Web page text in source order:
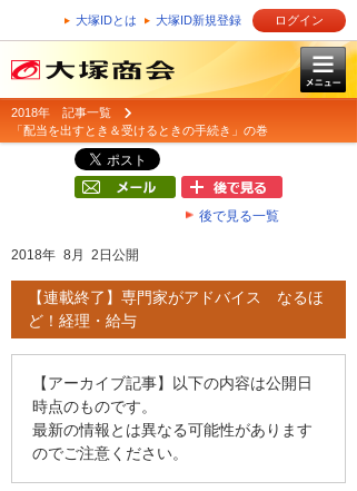
大塚IDとは 大塚ID新規登録 ログイン
2018年 記事一覧
「配当を出すとき＆受けるときの手続き」の巻
後で見る一覧
2018年 8月 2日公開
【連載終了】専門家がアドバイス なるほ
ど！経理・給与
【アーカイブ記事】以下の内容は公開日
時点のものです。
最新の情報とは異なる可能性があります
のでご注意ください。